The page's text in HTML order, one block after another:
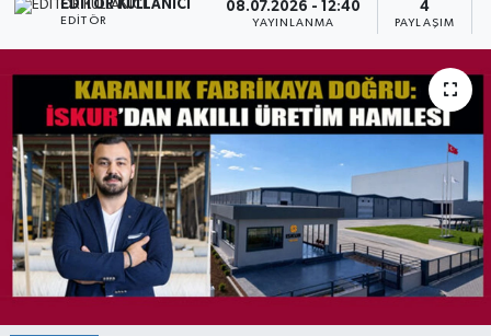
EDITÖR KULLANICI
EDITÖR
08.07.2026 - 12:40
YAYINLANMA
4
PAYLAŞIM
Son Dakika Haberleri
Haber Arşivi